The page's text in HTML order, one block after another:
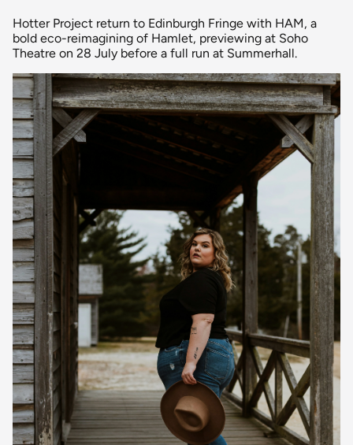
Hotter Project return to Edinburgh Fringe with HAM, a
bold eco-reimagining of Hamlet, previewing at Soho
Theatre on 28 July before a full run at Summerhall.